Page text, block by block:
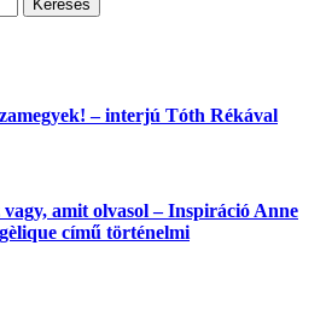
– interjú Tóth Rékával
amit olvasol – Inspiráció Anne
című történelmi